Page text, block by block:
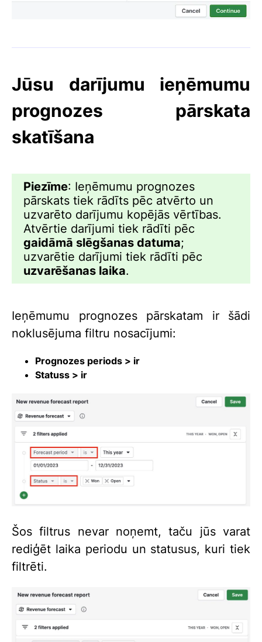
Jūsu darījumu ieņēmumu
prognozes pārskata
skatīšana
Piezīme: Ieņēmumu prognozes
pārskats tiek rādīts pēc atvērto un
uzvarēto darījumu kopējās vērtības.
Atvērtie darījumi tiek rādīti pēc
gaidāmā slēgšanas datuma;
uzvarētie darījumi tiek rādīti pēc
uzvarēšanas laika.
Ieņēmumu prognozes pārskatam ir šādi
noklusējuma filtru nosacījumi:
Prognozes periods > ir
Statuss > ir
Šos filtrus nevar noņemt, taču jūs varat
rediģēt laika periodu un statusus, kuri tiek
filtrēti.